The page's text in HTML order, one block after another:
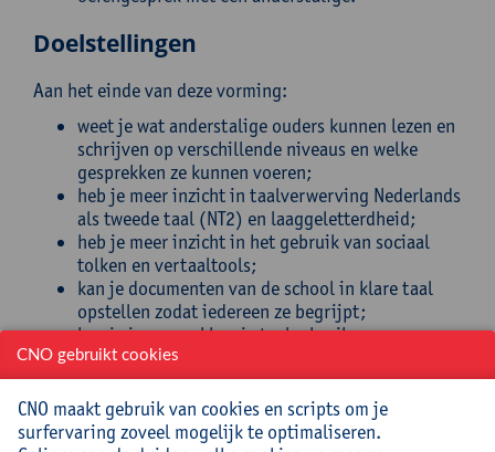
Doelstellingen
Aan het einde van deze vorming:
weet je wat anderstalige ouders kunnen lezen en
schrijven op verschillende niveaus en welke
gesprekken ze kunnen voeren;
heb je meer inzicht in taalverwerving Nederlands
als tweede taal (NT2) en laaggeletterdheid;
heb je meer inzicht in het gebruik van sociaal
tolken en vertaaltools;
kan je documenten van de school in klare taal
opstellen zodat iedereen ze begrijpt;
kan je in gesprekken je taalgebruik aanpassen
aan anderstaligen met een beperkte kennis van
het Nederlands.
Doelgroep
CNO gebruikt cookies
CNO maakt gebruik van cookies en scripts om je
surfervaring zoveel mogelijk te optimaliseren.